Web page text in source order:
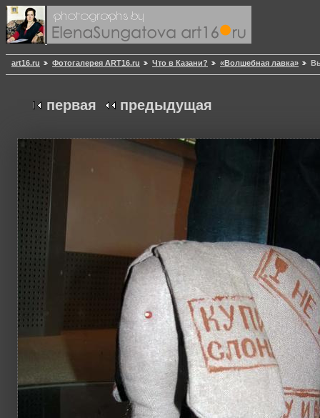
art16.ru Фотогалерея ART16.ru Что в Казани? «Волшебная лавка»
первая предыдущая